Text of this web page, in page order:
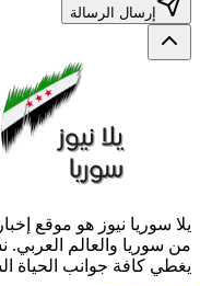
إرسال الرسالة
يلا سوريا نيوز هو موقع
من سوريا والعالم
يغطي كافة جوانب الحياة